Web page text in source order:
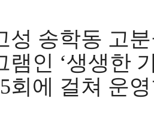
성 송학동 고
램인 ‘생생한
5회에 걸쳐 운